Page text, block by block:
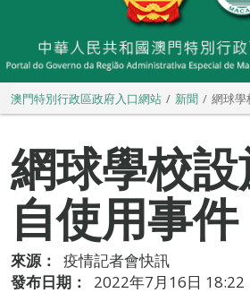
澳門特別行政區政府入口網站 新聞 網球學
網球學校
自使用事件
來源：
疫情記者會快訊
發布日期：
2022年7月16日 18:22